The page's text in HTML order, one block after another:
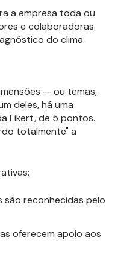
a empresa toda ou
e colaboradoras.
do clima.
— ou temas,
deles, há uma
Likert, de 5 pontos.
totalmente" a
são reconhecidas pelo
oferecem apoio aos